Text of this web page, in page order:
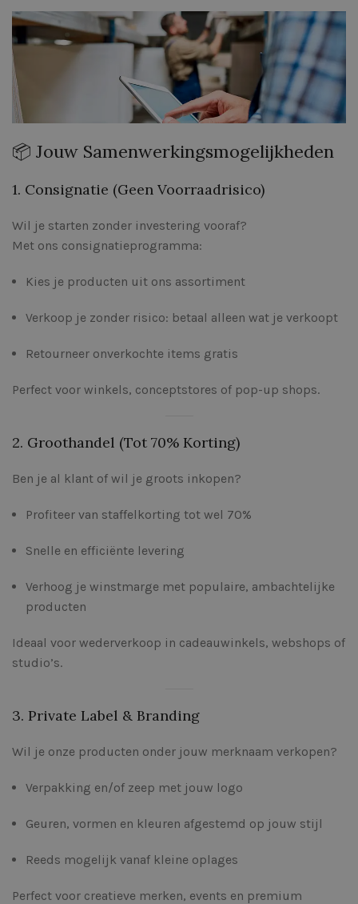
📦 Jouw Samenwerkingsmogelijkheden
1. Consignatie (Geen Voorraadrisico)
Wil je starten zonder investering vooraf?
Met ons consignatieprogramma:
Kies je producten uit ons assortiment
Verkoop je zonder risico: betaal alleen wat je verkoopt
Retourneer onverkochte items gratis
Perfect voor winkels, conceptstores of pop-up shops.
2. Groothandel (Tot 70% Korting)
Ben je al klant of wil je groots inkopen?
Profiteer van staffelkorting tot wel 70%
Snelle en efficiënte levering
Verhoog je winstmarge met populaire, ambachtelijke
producten
Ideaal voor wederverkoop in cadeauwinkels, webshops of
studio’s.
3. Private Label & Branding
Wil je onze producten onder jouw merknaam verkopen?
Verpakking en/of zeep met jouw logo
Geuren, vormen en kleuren afgestemd op jouw stijl
Reeds mogelijk vanaf kleine oplages
Perfect voor creatieve merken, events en premium